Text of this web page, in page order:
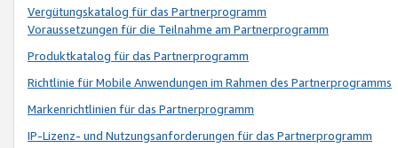
Vergütungskatalog für das Partnerprogramm
Voraussetzungen für die Teilnahme am Partnerprogramm
Produktkatalog für das Partnerprogramm
Richtlinie für Mobile Anwendungen im Rahmen des Partnerprogramms
Markenrichtlinien für das Partnerprogramm
IP-Lizenz- und Nutzungsanforderungen für das Partnerprogramm